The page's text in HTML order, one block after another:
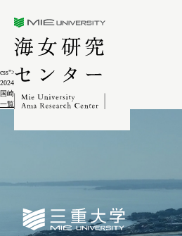
css">
2024.02.04
国崎の海女2-1-4
一覧に戻る